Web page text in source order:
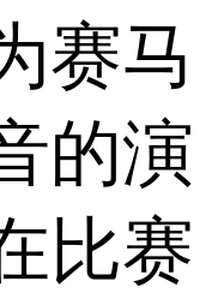
赛马
的演
比赛